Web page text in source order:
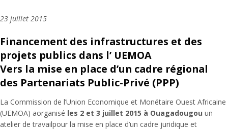
23 juillet 2015
Financement des infrastructures et des
projets publics dans l’ UEMOA
Vers la mise en place d’un cadre régional
des Partenariats Public-Privé (PPP)
La Commission de l’Union Economique et Monétaire Ouest Africaine
(UEMOA) aorganisé les 2 et 3 juillet 2015 à Ouagadougou un
atelier de travailpour la mise en place d’un cadre juridique et